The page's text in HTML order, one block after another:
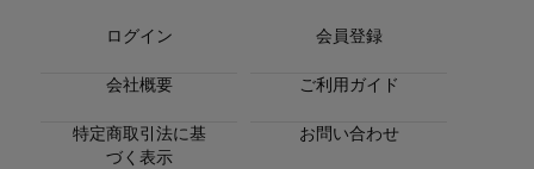
ログイン 会員登録
会社概要 ご利用ガイド
特定商取引法に基
づく表示
お問い合わせ